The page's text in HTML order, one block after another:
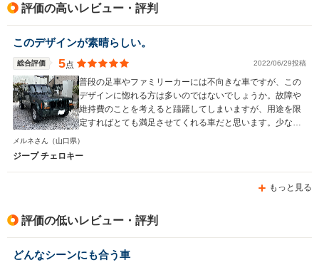
評価の高いレビュー・評判
このデザインが素晴らしい。
総合評価 5点 2022/06/29投稿
普段の足車やファミリーカーには不向きな車ですが、この
デザインに惚れる方は多いのではないでしょうか。故障や
維持費のことを考えると躊躇してしまいますが、用途を限
定すればとても満足させてくれる車だと思います。少なく
メルネさん （山口県）
ジープ チェロキー
もっと見る
評価の低いレビュー・評判
どんなシーンにも合う車